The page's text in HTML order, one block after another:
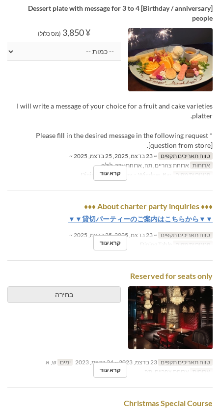
[Birthday / anniversary] Dessert plate with message for 3 to 4
people
¥ 3,850 (מס כלול)
I will write a message of your choice for a fruit and cake varieties
platter.
* Please fill in the desired message in the following request
[question from store].
טווח תאריכים תקפים ~ 23 בדצמ, 2025, 25 בדצמ, 2025 ~
ארוחות ארוחת צהריים, תה, ארוחת ערב, לילה
קטגוריית מקום
קרא עוד
♦♦♦ About charter party inquiries ♦♦♦
▼▼貸切パーティーのご案内はこちらから▼▼
טווח תאריכים תקפים ~ 23 בדצמ, 2025, 25 בדצמ, 2025 ~
קטגוריית מקום
קרא עוד
Reserved for seats only
בחירה
טווח תאריכים תקפים ימים ש, א
ארוחות ארוחת צהריים, תה קרא עוד
Christmas Special Course